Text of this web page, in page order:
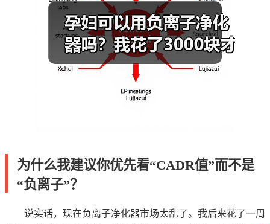
为什么我建议你优先看“CADR值”而不是
“负离子”？
说实话，现在负离子净化器市场太乱了。我后来花了一周